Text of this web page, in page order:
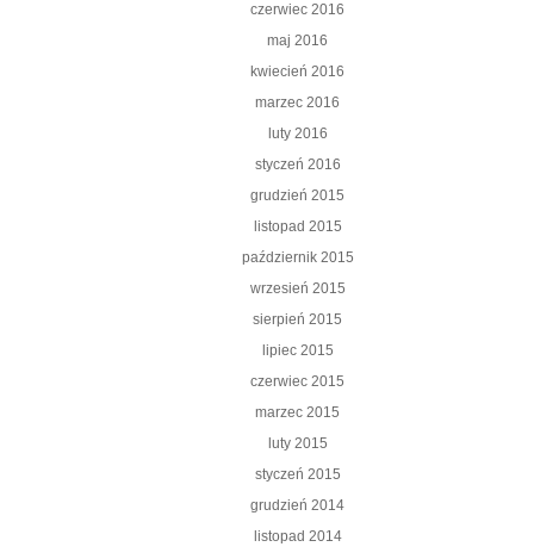
czerwiec 2016
maj 2016
kwiecień 2016
marzec 2016
luty 2016
styczeń 2016
grudzień 2015
listopad 2015
październik 2015
wrzesień 2015
sierpień 2015
lipiec 2015
czerwiec 2015
marzec 2015
luty 2015
styczeń 2015
grudzień 2014
listopad 2014